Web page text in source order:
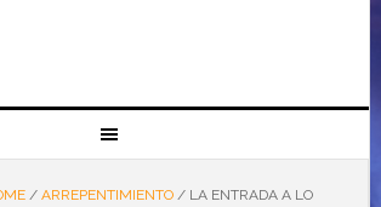
/ ARREPENTIMIENTO /LA ENTRADA A LO